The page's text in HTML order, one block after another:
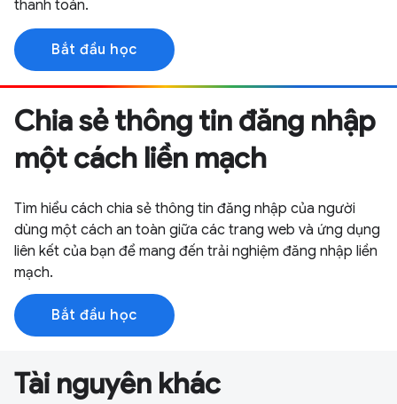
thanh toán.
Bắt đầu học
Chia sẻ thông tin đăng nhập
một cách liền mạch
Tìm hiểu cách chia sẻ thông tin đăng nhập của người
dùng một cách an toàn giữa các trang web và ứng dụng
liên kết của bạn để mang đến trải nghiệm đăng nhập liền
mạch.
Bắt đầu học
Tài nguyên khác